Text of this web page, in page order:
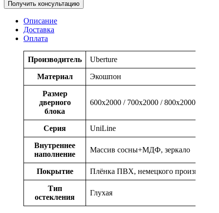
Получить консультацию
Описание
Доставка
Оплата
Производитель Uberture
Материал Экошпон
Размер
дверного
блока
600x2000 / 700x2000 / 800x2000 /
Серия UniLine
Внутреннее
наполнение
Массив сосны+МДФ, зеркало
Покрытие Плёнка ПВХ, немецкого
Тип
остекления
Глухая